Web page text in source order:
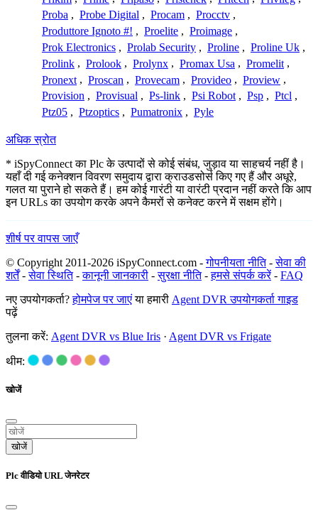
Proba , Probe Digital , Procam , Procctv ,
Produttore Ignoto #! , Proelite , Proimage ,
Prok Electronics , Prolab Security , Proline , Proline Uk ,
Prolink , Prolook , Prolynx , Promax Usa , Promelit ,
Pronext , Proscan , Provecam , Provideo , Proview ,
Provision , Provisual , Ps-link , Psi Robot , Psp , Ptcl ,
Ptz05 , Ptzoptics , Pumatronix , Pyle
अधिक स्रोत
* iSpyConnect का Plc के उत्पादों से कोई संबंध, जुड़ाव या साहचर्य नहीं है।
यहाँ दी गई कनेक्शन विवरण समुदाय द्वारा क्राउडसोर्स किए गए हैं और अधूरे,
गलत या पुराने हो सकते हैं। हम कोई गारंटी या वारंटी प्रदान नहीं करते कि आप
इन URLs का उपयोग करके अपने कैमरों से कनेक्ट करने में सक्षम होंगे।
शीर्ष पर वापस जाएँ
© Copyright 2011-2026 iSpyConnect.com -गोपनीयता नीति-सेवा की
शर्तें-सेवा स्थिति-कानूनी जानकारी -सुरक्षा नीति-हमसे संपर्क करें- FAQ
नए उपयोगकर्ता?होमपेज पर जाएंया हमारी Agent DVR उपयोगकर्ता गाइड
पढ़ें
तुलना करें: Agent DVR vs Blue Iris · Agent DVR vs Frigate
थीम:
खोजें
खोजें
Plc वीडियो URL जेनरेटर